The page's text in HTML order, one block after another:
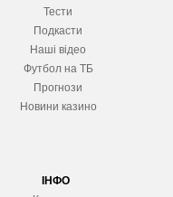
Тести
Подкасти
Наші відео
Футбол на ТБ
Прогнози
Новини казино
ІНФО